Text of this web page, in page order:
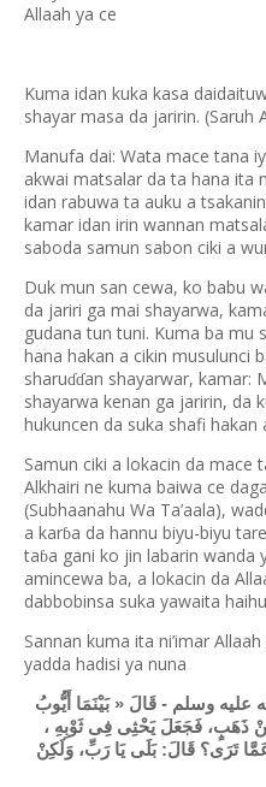
Allaah ya ce
Kuma idan kuka kasa
shayar masa da jaririn. (Saruh
Manufa dai: Wata mace tana
akwai matsalar da ta hana ita
idan rabuwa ta auku a
kamar idan irin wannan
saboda samun sabon ciki a
Duk mun san cewa, ko babu
da jariri ga mai shayarwa,
gudana tun tuni. Kuma ba mu
hana hakan a cikin musulunci
sharuɗɗan shayarwar, kamar:
shayarwa kenan ga jaririn, da
hukuncen da suka shafi hakan
Samun ciki a lokacin da mace
Alkhairi ne kuma baiwa ce
(Subhaanahu Wa Ta’aala),
a karɓa da hannu biyu-biyu
taɓa gani ko jin labarin wanda
amincewa ba, a lokacin da
dabbobinsa suka yawaita
Sannan kuma ita ni’imar
yadda hadisi ya nuna
عليه وسلم - قَالَ « بَيْنَمَا أَيُّوبُ
ذَهَبٍ، فَجَعَلَ يَحْثِى فِى ثَوْبِهِ ،
تَرَى؟ قَالَ: بَلَى يَا رَبِّ، وَلَكِنْ